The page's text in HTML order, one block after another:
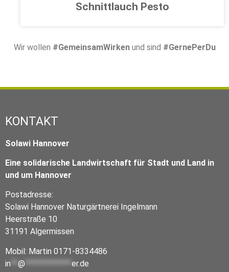
Schnittlauch Pesto
Wir wollen #GemeinsamWirkenund sind #GernePerDu
KONTAKT
Solawi Hannover
Eine solidarische Landwirtschaft für Stadt und Land in
und um Hannover
Postadresse:
Solawi Hannover Naturgärtnerei Ingelmann
Heerstraße 10
31191 Algermissen
Mobil: Martin 0171-8334486
in
@ er.de